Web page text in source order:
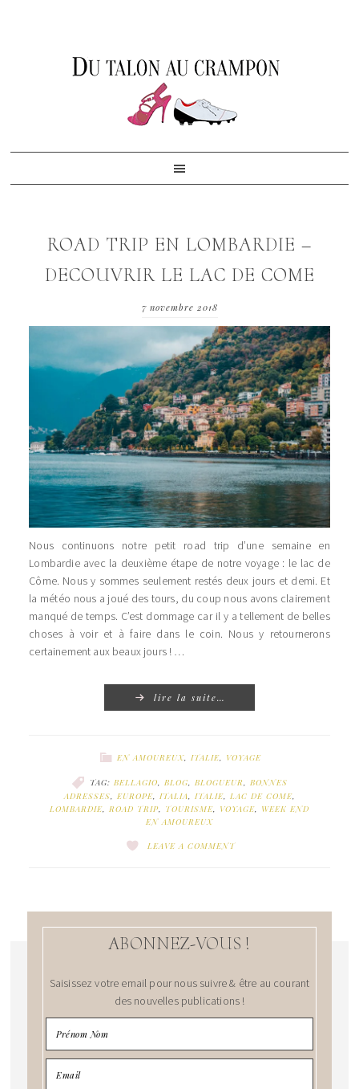
ROAD TRIP EN LOMBARDIE –
DECOUVRIR LE LAC DE COME
7 novembre 2018
Nous continuons notre petit road trip d’une semaine en
Lombardie avec la deuxième étape de notre voyage : le lac de
Côme. Nous y sommes seulement restés deux jours et demi. Et
la météo nous a joué des tours, du coup nous avons clairement
manqué de temps. C’est dommage car il y a tellement de belles
choses à voir et à faire dans le coin. Nous y retournerons
certainement aux beaux jours ! …
lire la suite…
EN AMOUREUX, ITALIE, VOYAGE
TAG: BELLAGIO BLOG BLOGUEUR
BONNES
ADRESSES
EUROPE, ITALIA ITALIE, LAC DE COME,
LOMBARDIE ROAD TRIP TOURISME VOYAGE
WEEK END
EN AMOUREUX
LEAVE A COMMENT
ABONNEZ-VOUS !
Saisissez votre email pour nous suivre & être au courant
des nouvelles publications !